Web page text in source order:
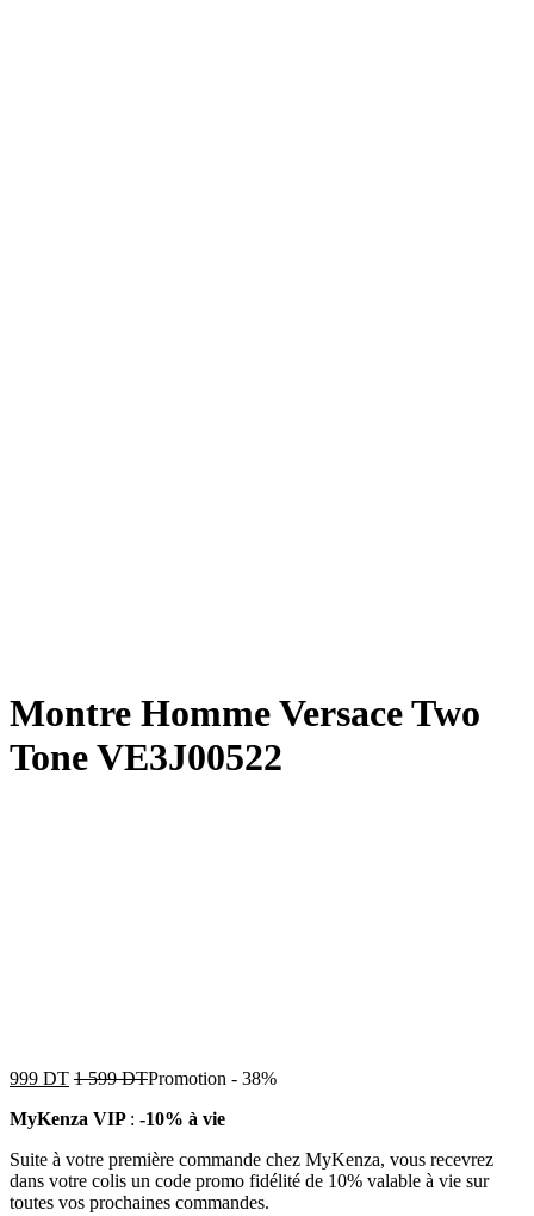
Montre Homme Versace Two
Tone VE3J00522
999 DT 1 599DTPromotion - 38%
MyKenza VIP : -10% à vie
Suite à votre première commande chez MyKenza, vous recevrez
dans votre colis un code promo fidélité de 10% valable à vie sur
toutes vos prochaines commandes.